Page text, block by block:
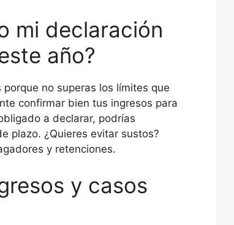
mi declaración
año?
no superas los límites que
confirmar bien tus ingresos para
a declarar, podrías
plazo. ¿Quieres evitar sustos?
y retenciones.
y casos